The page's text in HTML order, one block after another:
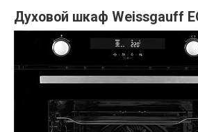
Духовой шкаф Weissgauff